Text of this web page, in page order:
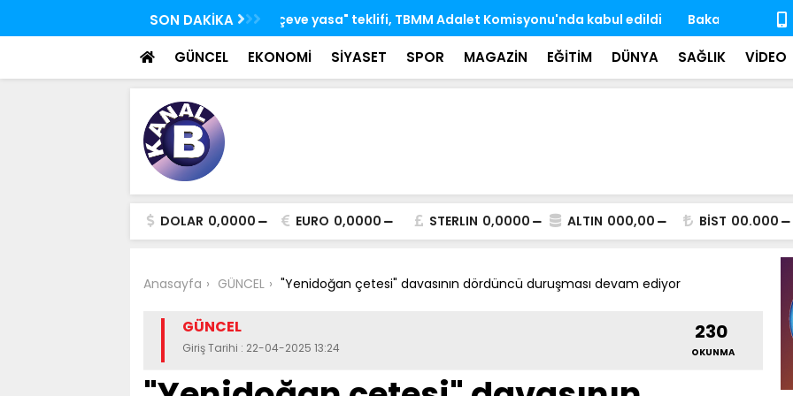
SON DAKİKA
Adalet Komisyonu'nda kabul edildi
Bakan Kacır: Bugüne dek 10 Antarktika, 6 Arktik bilim seferini Türk
bilim insanları gerçekleştirdi
Hayata
iz bıraktı
GÜNCEL EKONOMİ SİYASET SPOR MAGAZİN EĞİTİM DÜNYA SAĞLIK VİDEO
DOLAR 0,0000 EURO 0,0000 STERLIN 0,0000 ALTIN 000,00 BİST 00.000
Anasayfa GÜNCEL "Yenidoğan çetesi" davasının dördüncü duruşması devam ediyor
GÜNCEL
Giriş Tarihi : 22-04-2025 13:24
230
OKUNMA